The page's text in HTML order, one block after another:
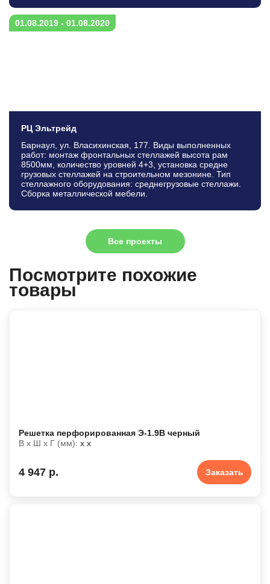
01.08.2019 - 01.08.2020
РЦ Эльтрейд
Барнаул, ул. Власихинская, 177. Виды выполненных
работ: монтаж фронтальных стеллажей высота рам
8500мм, количество уровней 4+3, установка средне
грузовых стеллажей на строительном мезонине. Тип
стеллажного оборудования: среднегрузовые стеллажи.
Сборка металлической мебели.
Все проекты
Посмотрите похожие
товары
Решетка перфорированная Э-1.9В черный
В х Ш х Г (мм): х х
4 947 р. Заказать